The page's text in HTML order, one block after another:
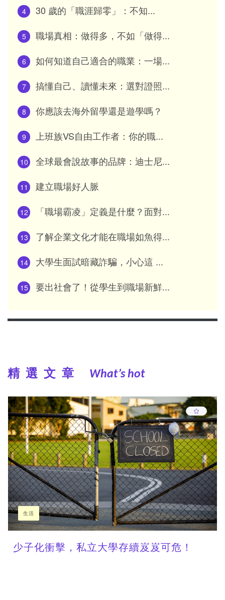
4 30 歲的「職涯歸零」：不知...
5 職場真相：做得多，不如「做得...
6 如何知道自己適合的職業：一場...
7 搞懂自己、讀懂未來：選對證照...
8 你應該去海外留學還是遊學嗎？
9 上班族VS自由工作者：你的職...
10 全球最會說故事的品牌：迪士尼...
11 建立職場好人脈
12 「職場霸凌」定義是什麼？面對...
13 了解企業文化才能在職場如魚得...
14 大學生面試暗藏詐騙，小心這 ...
15 要出社會了！從學生到職場新鮮...
精選文章 What’s hot
生活
少子化衝擊，私立大學存續岌岌可危！